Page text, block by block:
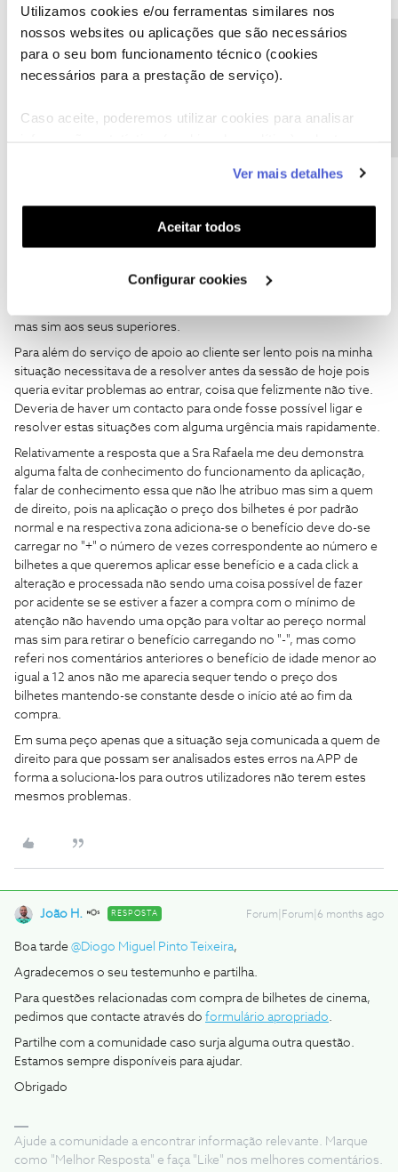
Utilizamos cookies e/ou ferramentas similares nos
nossos websites ou aplicações que são necessários
para o seu bom funcionamento técnico (cookies
necessários para a prestação de serviço).
Caso aceite, poderemos utilizar cookies para analisar
funcionalidades (cookies de personalização e
funcionalidade) e adaptar anúncios aos seus interesses
(cookies de publicidade personalizada). Pode gerir a
utilização dos cookies clicando em "Configurar
Ver mais detalhes
Aceitar todos
Configurar cookies
Guimas Forum|Forum|6 months ago
bem as coisas e cooperar
D Diogo Miguel Pinto Teixeira
Apenas peço a Sra Rafaela que faça chegar este feedback a quem
mas sim aos seus superiores.
Para além do serviço de apoio ao cliente ser lento pois na minha
situação necessitava de a resolver antes da sessão de hoje pois
queria evitar problemas ao entrar, coisa que felizmente não tive.
Deveria de haver um contacto para onde fosse possível ligar e
resolver estas situações com alguma urgência mais rapidamente.
Relativamente a resposta que a Sra Rafaela me deu demonstra
alguma falta de conhecimento do funcionamento da aplicação,
falar de conhecimento essa que não lhe atribuo mas sim a quem
de direito, pois na aplicação o preço dos bilhetes é por padrão
normal e na respectiva zona adiciona-se o benefício deve do-se
carregar no "+" o número de vezes correspondente ao número e
bilhetes a que queremos aplicar esse benefício e a cada click a
alteração e processada não sendo uma coisa possível de fazer
por acidente se se estiver a fazer a compra com o mínimo de
atenção não havendo uma opção para voltar ao pereço normal
mas sim para retirar o benefício carregando no "-", mas como
referi nos comentários anteriores o benefício de idade menor ao
igual a 12 anos não me aparecia sequer tendo o preço dos
bilhetes mantendo-se constante desde o início até ao fim da
compra.
Em suma peço apenas que a situação seja comunicada a quem de
direito para que possam ser analisados estes erros na APP de
forma a soluciona-los para outros utilizadores não terem estes
mesmos problemas.
João H. RESPOSTA Forum|Forum|6 months ago
Boa tarde ​ @Diogo Miguel Pinto Teixeira,
Agradecemos o seu testemunho e partilha.
Para questões relacionadas com compra de bilhetes de cinema,
pedimos que contacte através do formulário apropriado.
Partilhe com a comunidade caso surja alguma outra questão.
Estamos sempre disponíveis para ajudar.
Obrigado
Ajude a comunidade a encontrar informação relevante. Marque
como "Melhor Resposta" e faça "Like" nos melhores comentários.